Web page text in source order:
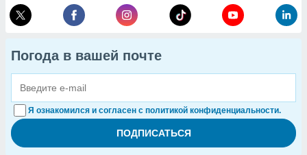
Погода в вашей почте
Я ознакомился и согласен с политикой конфиденциальности.